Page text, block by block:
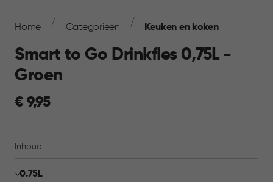
Navigation
Home Categorieën Keuken en koken
Smart to Go Drinkfles 0,75L -
Groen
€
€ 9,95
Inhoud